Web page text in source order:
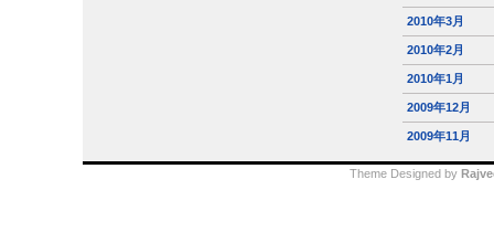
2010年3月
2010年2月
2010年1月
2009年12月
2009年11月
Theme Designed by